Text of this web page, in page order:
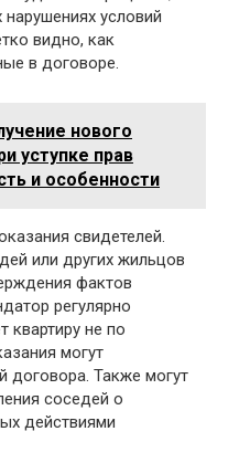
условий
видно, как
в договоре.
нового
уступке прав
и особенности
свидетелей.
или других жильцов
фактов
регулярно
квартиру не по
могут
договора. Также могут
соседей о
действиями